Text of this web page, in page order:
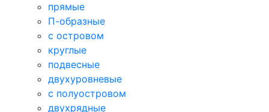
прямые
П-образные
с островом
круглые
подвесные
двухуровневые
с полуостровом
двухрядные